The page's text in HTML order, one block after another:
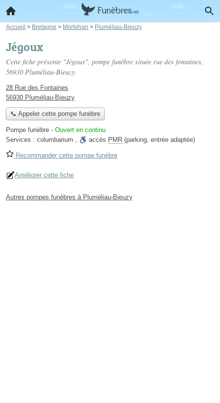
Accueil > Bretagne > Morbihan > Pluméliau-Bieuzy
Jégoux
Cette fiche présente "Jégoux", pompe funèbre située rue des fontaines,
56930 Pluméliau-Bieuzy.
28 Rue des Fontaines
56930 Pluméliau-Bieuzy
📞 Appeler cette pompe funèbre
Pompe funèbre - Ouvert en continu
Services : columbarium , accès PMR (parking, entrée adaptée)
Recommander cette pompe funèbre
Améliorer cette fiche
Autres pompes funèbres à Pluméliau-Bieuzy